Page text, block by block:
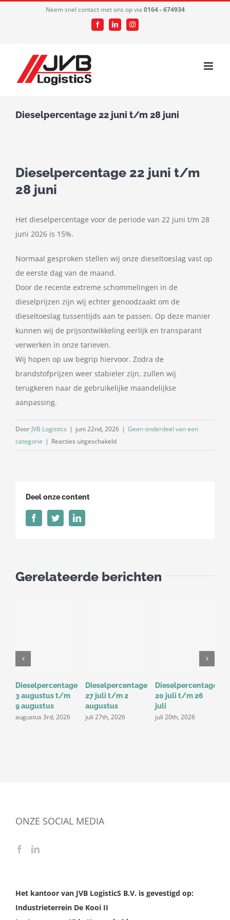
Neem snel contact met ons op via 0164 - 674934
FacebookLinkedInInstagram
Dieselpercentage 22 juni t/m 28 juni
Dieselpercentage 22 juni t/m
28 juni
Het dieselpercentage voor de periode van 22 juni t/m 28
juni 2026 is 15%.
Normaal gesproken stellen wij onze dieseltoeslag vast op
de eerste dag van de maand.
Door de recente extreme schommelingen in de
dieselprijzen zijn wij echter genoodzaakt om de
dieseltoeslag tussentijds aan te passen. Op deze manier
kunnen wij de prijsontwikkeling eerlijk en transparant
verwerken in onze tarieven.
Wij hopen op uw begrip hiervoor. Zodra de
brandstofprijzen weer stabieler zijn, zullen wij
terugkeren naar de gebruikelijke maandelijkse
aanpassing.
Door JVB Logistics | juni 22nd, 2026 | Geen onderdeel van een
categorie | Reacties uitgeschakeldvoor
Deel onze content
FacebookTwitterLinkedIn
Gerelateerde berichten
Dieselpercentage
3 augustus t/m
9 augustus
augustus 3rd, 2026
Dieselpercentage
27 juli t/m 2
augustus
juli 27th, 2026
Dieselpercentage
20 juli t/m 26
juli
juli 20th, 2026
ONZE SOCIAL MEDIA
Het kantoor van JVB LogisticS B.V. is gevestigd op:
Industrieterrein De Kooi II